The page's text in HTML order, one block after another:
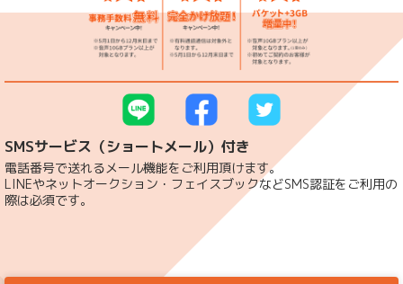
SMSサービス（ショートメール）付き
電話番号で送れるメール機能をご利用頂けます。
LINEやネットオークション・フェイスブックなどSMS認証をご利用の
際は必須です。